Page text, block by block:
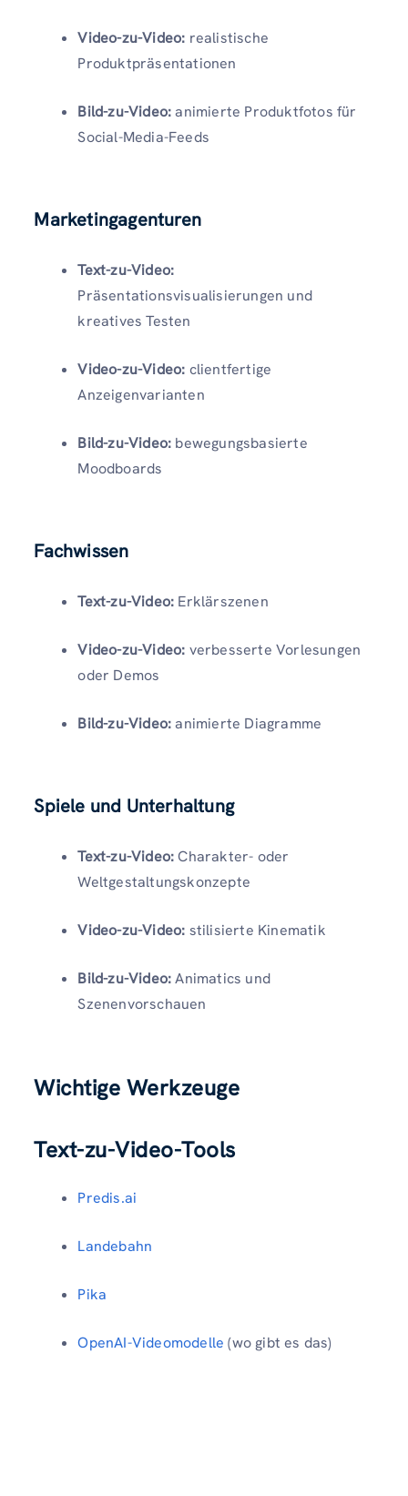
Video-zu-Video: realistische
Produktpräsentationen
Bild-zu-Video:animierte Produktfotos für
Social-Media-Feeds
Marketingagenturen
Text-zu-Video:
Präsentationsvisualisierungen und
kreatives Testen
Video-zu-Video: clientfertige
Anzeigenvarianten
Bild-zu-Video: bewegungsbasierte
Moodboards
Fachwissen
Text-zu-Video: Erklärszenen
Video-zu-Video: verbesserte Vorlesungen
oder Demos
Bild-zu-Video:animierte Diagramme
Spiele und Unterhaltung
Text-zu-Video:Charakter- oder
Weltgestaltungskonzepte
Video-zu-Video: stilisierte Kinematik
Bild-zu-Video:Animatics und
Szenenvorschauen
Wichtige Werkzeuge
Text-zu-Video-Tools
Predis.ai
Landebahn
Pika
OpenAI-Videomodelle (wo gibt es das)